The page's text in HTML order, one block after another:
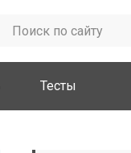
Тесты